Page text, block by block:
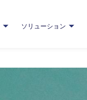
ソリューション